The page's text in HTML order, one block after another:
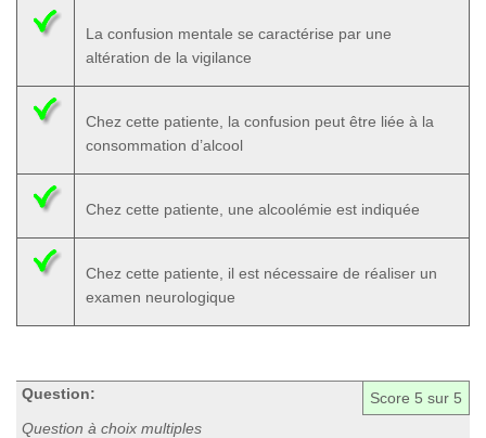
La confusion mentale se caractérise par une
altération de la vigilance
Chez cette patiente, la confusion peut être liée à la
consommation d’alcool
Chez cette patiente, une alcoolémie est indiquée
Chez cette patiente, il est nécessaire de réaliser un
examen neurologique
Score 5 sur 5
Question:
Question à choix multiples